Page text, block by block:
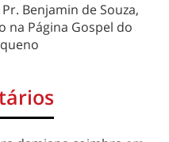
Benjamin de Souza,
na Página Gospel do